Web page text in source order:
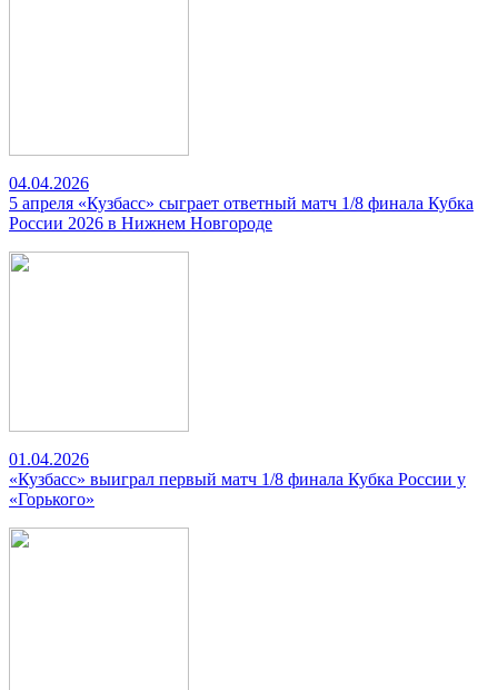
04.04.2026
5 апреля «Кузбасс» сыграет ответный матч 1/8 финала Кубка
России 2026 в Нижнем Новгороде
01.04.2026
«Кузбасс» выиграл первый матч 1/8 финала Кубка России у
«Горького»